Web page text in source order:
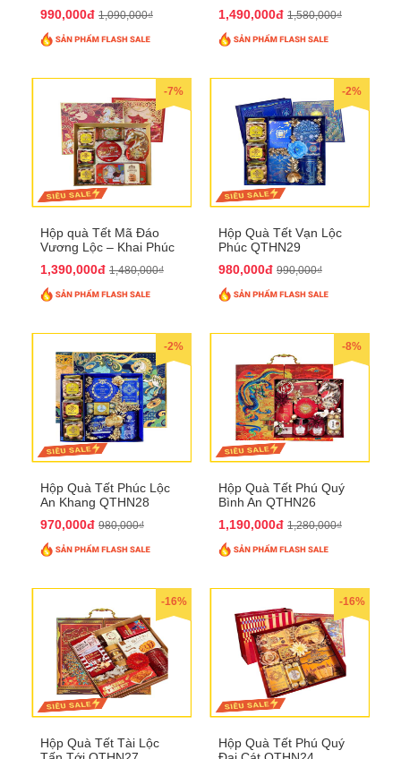
990,000đ 1,090,000₫ 1,490,000đ 1,580,000₫
-7%
Hộp quà Tết Mã Đáo
Vương Lộc – Khai Phúc
1,390,000đ 1,480,000₫
-2%
Hộp Quà Tết Vạn Lộc
Phúc QTHN29
980,000đ 990,000₫
-2%
Hộp Quà Tết Phúc Lộc
An Khang QTHN28
970,000đ 980,000₫
-8%
Hộp Quà Tết Phú Quý
Bình An QTHN26
1,190,000đ 1,280,000₫
-16%
Hộp Quà Tết Tài Lộc
-16%
Hộp Quà Tết Phú Quý